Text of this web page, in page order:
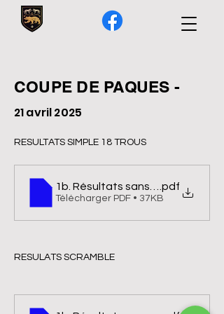
COUPE DE PAQUES -
21 avril 2025
RESULTATS SIMPLE 18 TROUS
1b. Résultats sans nouveaux
.pdf
Télécharger PDF • 37KB
RESULATS SCRAMBLE